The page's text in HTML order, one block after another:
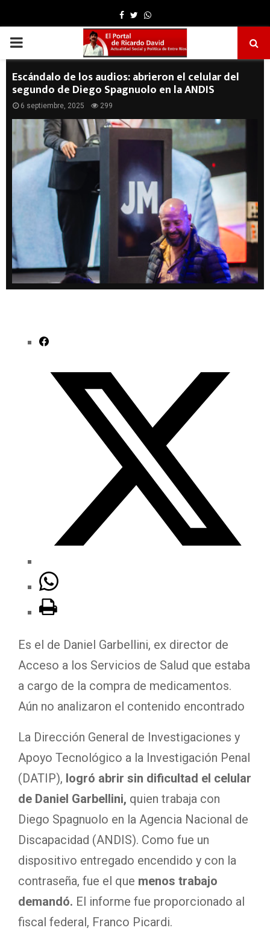
Facebook
TwitterWhatsapp
PRIMARY
MENU
Escándalo de los audios: abrieron el celular del
segundo de Diego Spagnuolo en la ANDIS
6 septiembre, 2025 299
Es el de Daniel Garbellini, ex director de
Acceso a los Servicios de Salud que estaba
a cargo de la compra de medicamentos.
Aún no analizaron el contenido encontrado
La Dirección General de Investigaciones y
Apoyo Tecnológico a la Investigación Penal
(DATIP), logró abrir sin dificultad el celular
de Daniel Garbellini, quien trabaja con
Diego Spagnuolo en la Agencia Nacional de
Discapacidad (ANDIS). Como fue un
dispositivo entregado encendido y con la
contraseña, fue el que menos trabajo
demandó. El informe fue proporcionado al
fiscal federal, Franco Picardi.